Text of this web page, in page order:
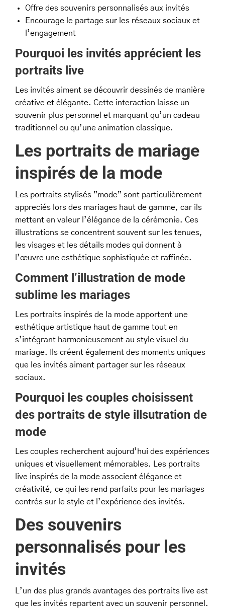
Offre des souvenirs personnalisés aux invités
Encourage le partage sur les réseaux sociaux et
l’engagement
Pourquoi les invités apprécient les
portraits live
Les invités aiment se découvrir dessinés de manière
créative et élégante. Cette interaction laisse un
souvenir plus personnel et marquant qu’un cadeau
traditionnel ou qu’une animation classique.
Les portraits de mariage
inspirés de la mode
Les portraits stylisés ”mode” sont particulièrement
appreciés lors des mariages haut de gamme, car ils
mettent en valeur l’élégance de la cérémonie. Ces
illustrations se concentrent souvent sur les tenues,
les visages et les détails modes qui donnent à
l’œuvre une esthétique sophistiquée et raffinée.
Comment l’illustration de mode
sublime les mariages
Les portraits inspirés de la mode apportent une
esthétique artistique haut de gamme tout en
s’intégrant harmonieusement au style visuel du
mariage. Ils créent également des moments uniques
que les invités aiment partager sur les réseaux
sociaux.
Pourquoi les couples choisissent
des portraits de style illsutration de
mode
Les couples recherchent aujourd’hui des expériences
uniques et visuellement mémorables. Les portraits
live inspirés de la mode associent élégance et
créativité, ce qui les rend parfaits pour les mariages
centrés sur le style et l’expérience des invités.
Des souvenirs
personnalisés pour les
invités
L’un des plus grands avantages des portraits live est
que les invités repartent avec un souvenir personnel.